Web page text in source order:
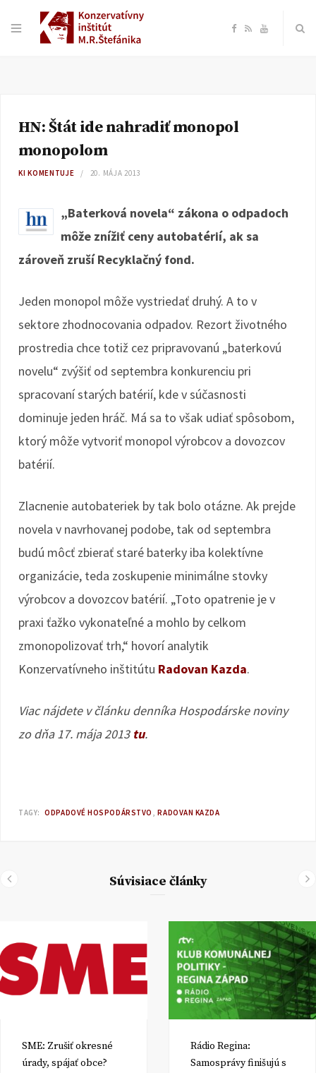
F
e
o
R Y
HN: Štát ide nahradiť monopol
monopolom
KI KOMENTUJE 20. MÁJA 2013
„Baterková novela“ zákona o odpadoch
môže znížiť ceny autobatérií, ak sa
zároveň zruší Recyklačný fond.
Jeden monopol môže vystriedať druhý. A to v
sektore zhodnocovania odpadov. Rezort životného
prostredia chce totiž cez pripravovanú „baterkovú
novelu“ zvýšiť od septembra konkurenciu pri
spracovaní starých batérií, kde v súčasnosti
dominuje jeden hráč. Má sa to však udiať spôsobom,
ktorý môže vytvoriť monopol výrobcov a dovozcov
batérií.
Zlacnenie autobateriek by tak bolo otázne. Ak prejde
novela v navrhovanej podobe, tak od septembra
budú môcť zbierať staré baterky iba kolektívne
organizácie, teda zoskupenie minimálne stovky
výrobcov a dovozcov batérií. „Toto opatrenie je v
praxi ťažko vykonateľné a mohlo by celkom
zmonopolizovať trh,“ hovorí analytik
Konzervatívneho inštitútu Radovan Kazda.
Viac nájdete v článku denníka Hospodárske noviny
zo dňa 17. mája 2013 tu.
TAGY: ODPADOVÉ HOSPODÁRSTVO RADOVAN KAZDA
Súvisiace články
SME: Zrušiť okresné
úrady, spájať obce?
Rádio Regina:
Samosprávy finišujú s